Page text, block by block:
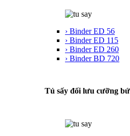
› Binder ED 56
› Binder ED 115
› Binder ED 260
› Binder BD 720
Tủ sấy đối lưu cưỡng